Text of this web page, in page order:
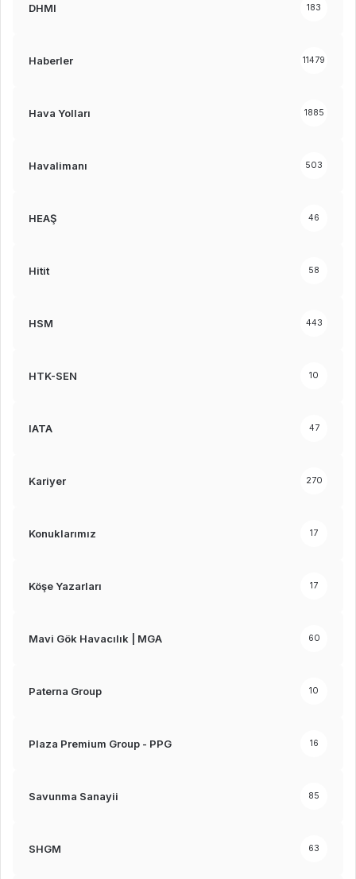
DHMI 183
Haberler 11479
Hava Yolları 1885
Havalimanı 503
HEAŞ 46
Hitit 58
HSM 443
HTK-SEN 10
IATA 47
Kariyer 270
Konuklarımız 17
Köşe Yazarları 17
Mavi Gök Havacılık | MGA 60
Paterna Group 10
Plaza Premium Group - PPG 16
Savunma Sanayii 85
SHGM 63